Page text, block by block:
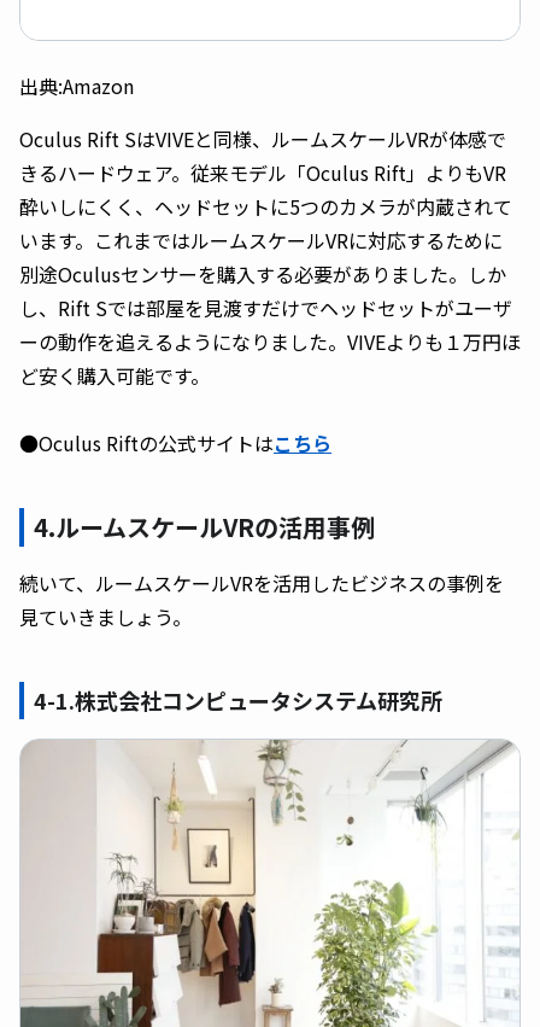
出典:Amazon
Oculus Rift SはVIVEと同様、ルームスケールVRが体感で
きるハードウェア。従来モデル「Oculus Rift」よりもVR
酔いしにくく、ヘッドセットに5つのカメラが内蔵されて
います。これまではルームスケールVRに対応するために
別途Oculusセンサーを購入する必要がありました。しか
し、Rift Sでは部屋を見渡すだけでヘッドセットがユーザ
ーの動作を追えるようになりました。VIVEよりも１万円ほ
ど安く購入可能です。
●Oculus Riftの公式サイトはこちら
4.ルームスケールVRの活用事例
続いて、ルームスケールVRを活用したビジネスの事例を
見ていきましょう。
4-1.株式会社コンピュータシステム研究所